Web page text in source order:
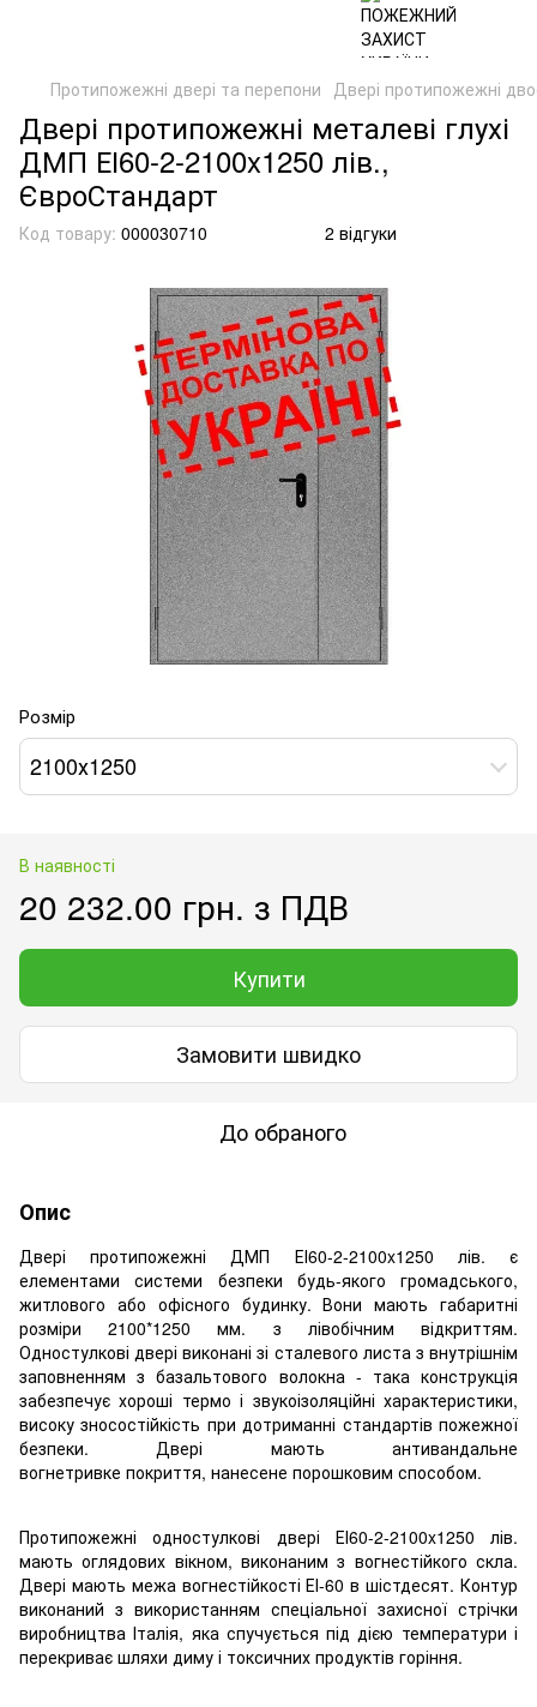
Протипожежні двері та перепони Двері протипожежні
Двері протипожежні металеві глухі
ДМП ЕІ60-2-2100x1250 лів.,
ЄвроСтандарт
Код товару: 000030710 2 відгуки
Розмір
2100х1250
В наявності
20 232.00 грн. з ПДВ
Купити
Замовити швидко
До обраного
Опис
Двері протипожежні ДМП ЕІ60-2-2100x1250 лів. є
елементами системи безпеки будь-якого громадського,
житлового або офісного будинку. Вони мають габаритні
розміри 2100*1250 мм. з лівобічним відкриттям.
Одностулкові двері виконані зі сталевого листа з внутрішнім
заповненням з базальтового волокна - така конструкція
забезпечує хороші термо і звукоізоляційні характеристики,
високу зносостійкість при дотриманні стандартів пожежної
безпеки. Двері мають антивандальне
вогнетривке покриття, нанесене порошковим способом.
Протипожежні одностулкові двері ЕІ60-2-2100x1250 лів.
мають оглядових вікном, виконаним з вогнестійкого скла.
Двері мають межа вогнестійкості ЕІ-60 в шістдесят. Контур
виконаний з використанням спеціальної захисної стрічки
виробництва Італія, яка спучується під дією температури і
перекриває шляхи диму і токсичних продуктів горіння.